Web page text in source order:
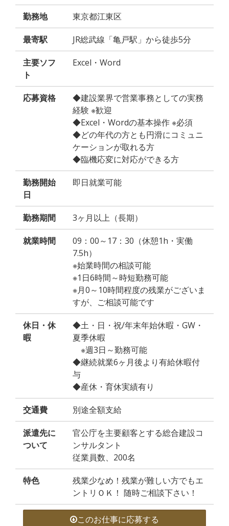
勤務地 東京都江東区
最寄駅 JR総武線「亀戸駅」から徒歩5分
主要ソフ
ト
Excel・Word
応募資格
◆建設業界で営業事務としての実務
経験 ※歓迎
◆Excel・Wordの基本操作 ※必須
◆どの年代の方とも円滑にコミュニ
ケーションが取れる方
◆臨機応変に対応ができる方
勤務開始
日
即日就業可能
勤務期間 3ヶ月以上（長期）
就業時間
09：00～17：30（休憩1h・実働
7.5h）
※始業時間の相談可能
※1日6時間～時短勤務可能
※月0～10時間程度の残業がございま
すが、ご相談可能です
休日・休
暇
◆土・日・祝/年末年始休暇・GW・
夏季休暇
※週3日～勤務可能
◆継続就業6ヶ月後より有給休暇付
与
◆産休・育休実績有り
交通費 別途全額支給
派遣先に
ついて
官公庁を主要顧客とする総合建設コ
ンサルタント
従業員数、200名
特色
残業少なめ！残業が難しい方でもエ
ントリＯＫ！ 随時ご相談下さい！
このお仕事に応募する